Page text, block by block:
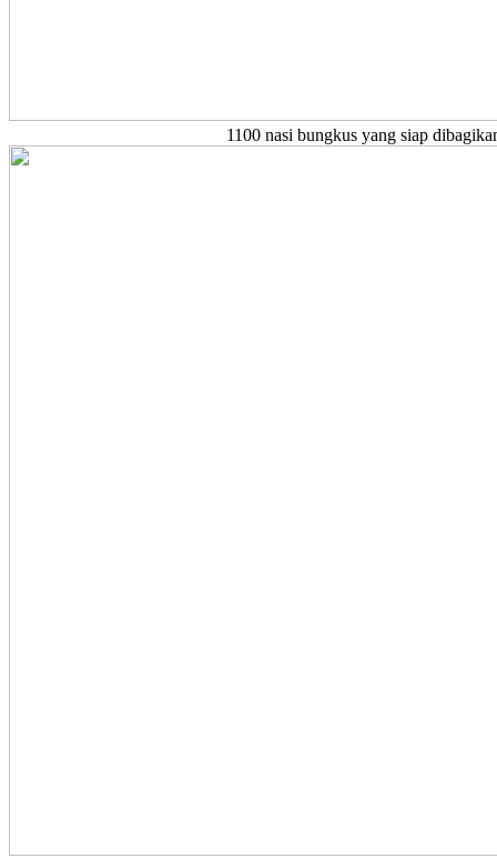
1100 nasi bungkus yang siap